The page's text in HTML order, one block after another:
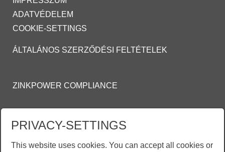
ADATVÉDELEM
COOKIE-SETTINGS
ÁLTALÁNOS SZERZŐDÉSI FELTÉTELEK
ZINKPOWER COMPLIANCE
HORGANYZOTT FELÜLETEKRE VONATKOZÓ
ÁLTALÁNOS
PRIVACY-SETTINGS
This website uses cookies. You can accept all cookies or